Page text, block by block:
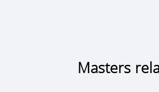
Masters